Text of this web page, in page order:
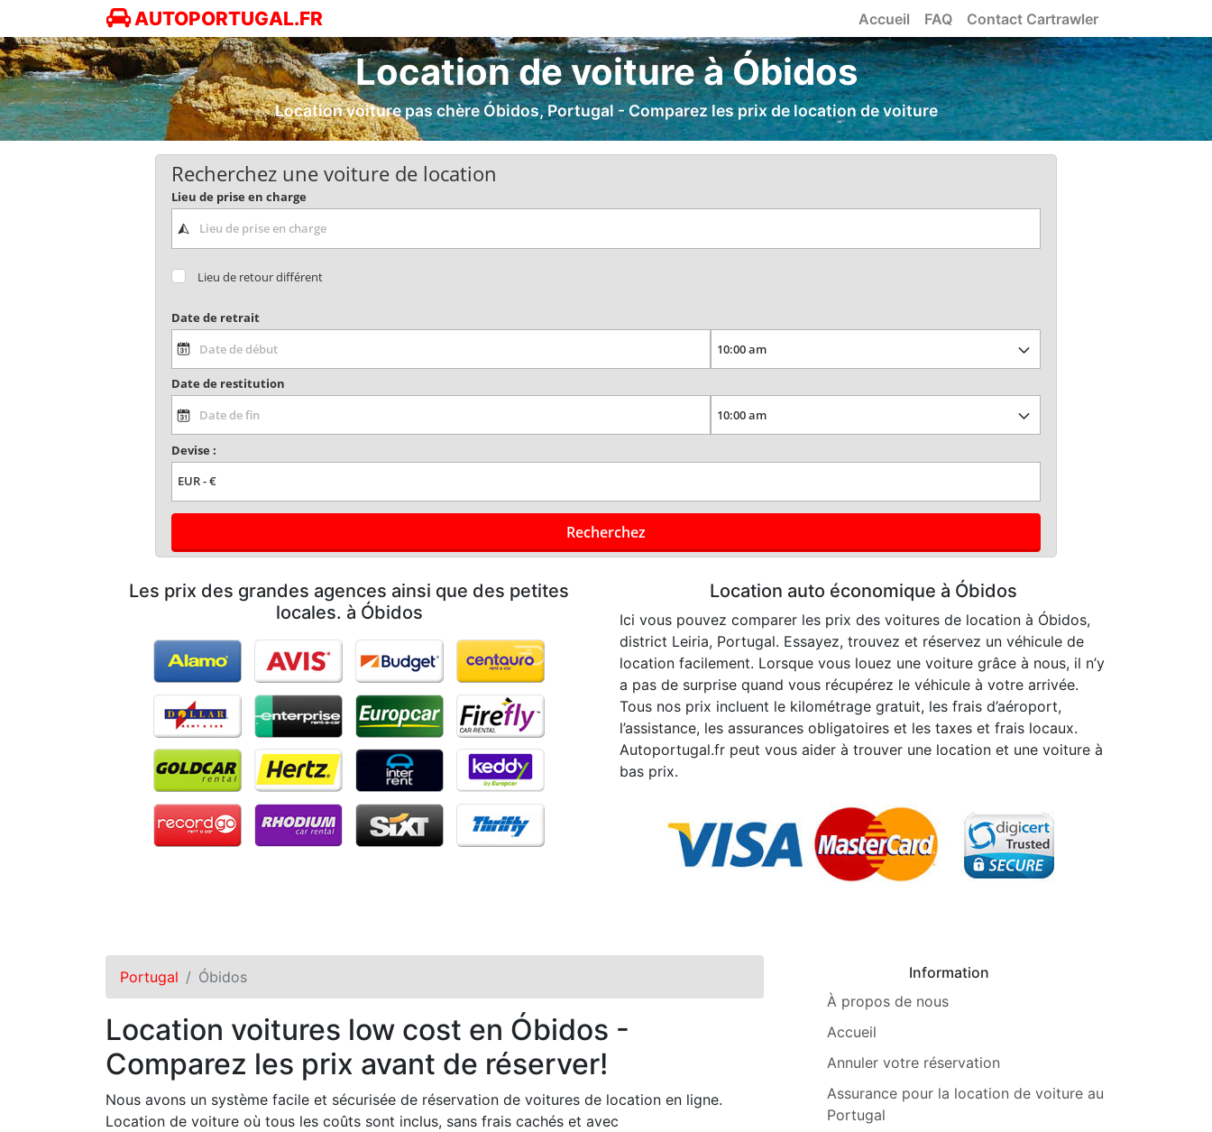
AUTOPORTUGAL.FR Accueil FAQ Contact Cartrawler
Location de voiture à Óbidos
Location voiture pas chère Óbidos, Portugal - Comparez les prix de location de voiture
Recherchez une voiture de location
Lieu de prise en charge
Lieu de retour différent
Date de retrait
Date de restitution
Devise :
Recherchez
Les prix des grandes agences ainsi que des petites
locales. à Óbidos
Location auto économique à Óbidos
Ici vous pouvez comparer les prix des voitures de location à Óbidos,
district Leiria, Portugal. Essayez, trouvez et réservez un véhicule de
location facilement. Lorsque vous louez une voiture grâce à nous, il n’y
a pas de surprise quand vous récupérez le véhicule à votre arrivée.
Tous nos prix incluent le kilométrage gratuit, les frais d’aéroport,
l’assistance, les assurances obligatoires et les taxes et frais locaux.
Autoportugal.fr peut vous aider à trouver une location et une voiture à
bas prix.
Portugal Óbidos
Location voitures low cost en Óbidos -
Comparez les prix avant de réserver!
Nous avons un système facile et sécurisée de réservation de voitures de location en ligne.
Location de voiture où tous les coûts sont inclus, sans frais cachés et avec
Information
À propos de nous
Accueil
Annuler votre réservation
Assurance pour la location de voiture au
Portugal